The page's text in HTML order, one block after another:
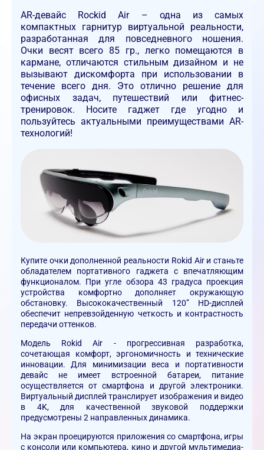
AR-девайс Rockid Air – одна из самых
компактных гарнитур виртуальной реальности,
разработанная для повседневного ношения.
Очки весят всего 85 гр., легко помещаются в
кармане, отличаются стильным дизайном и не
вызывают дискомфорта при использовании в
течение всего дня. Это отлично решение для
офисных задач, путешествий или фитнес-
тренировок. Носите гаджет где угодно и
пользуйтесь актуальными преимуществами AR-
технологий!
Купите очки дополненной реальности Rokid Air и станьте
обладателем портативного гаджета с впечатляющим
функционалом. При угле обзора 43 градуса проекция
устройства комфортно дополняет окружающую
обстановку. Высококачественный 120” HD-дисплей
обеспечит непревзойденную четкость и контрастность
передачи оттенков.
Модель Rokid Air - прогрессивная разработка,
сочетающая комфорт, эргономичность и технические
инновации. Для минимизации веса и портативности
девайс не имеет встроенной батареи, питание
осуществляется от смартфона и другой электроники.
Виртуальный дисплей транслирует изображения и видео
в 4K, для качественной звуковой поддержки
предусмотрены 2 направленных динамика.
На экран проецируются приложения со смартфона, игры
с консоли или компьютера, кино и другой мультимедиа-